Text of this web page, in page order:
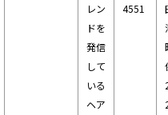
レン
ドを
発信
して
いる
ヘア
4551